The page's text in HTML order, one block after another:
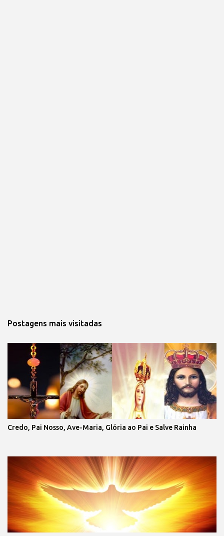
Postagens mais visitadas
Credo, Pai Nosso, Ave-Maria, Glória ao Pai e Salve Rainha